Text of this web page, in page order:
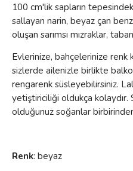
100 cm'lik sapların
sallayan narin, beyaz çan
oluşan sarımsı mızraklar,
Evlerinize, bahçelerinize renk
sizlerde ailenizle birlikte
rengarenk süsleyebilirsiniz.
yetiştiriciliği oldukça
olduğunuz soğanlar
Renk: beyaz